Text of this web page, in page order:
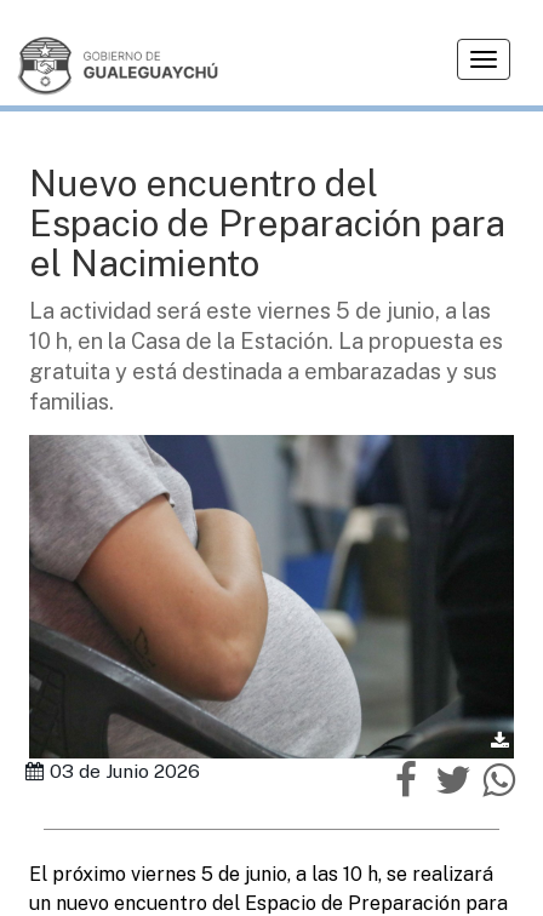
T
g
n
i
a
t
o
SALUD
Nuevo encuentro del
Espacio de Preparación para
el Nacimiento
La actividad será este viernes 5 de junio, a las
10 h, en la Casa de la Estación. La propuesta es
gratuita y está destinada a embarazadas y sus
familias.
03 de Junio 2026
El próximo viernes 5 de junio, a las 10 h, se realizará
un nuevo encuentro del Espacio de Preparación para